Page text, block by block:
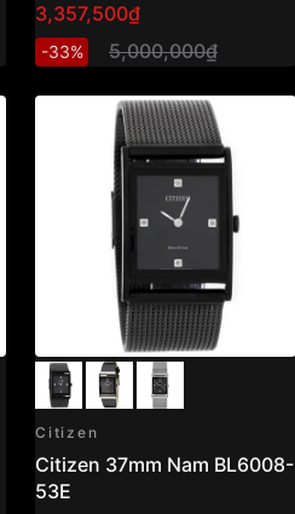
3,357,500₫
-33% 5,000,000₫
Citizen
Citizen 37mm Nam BL6008-
53E